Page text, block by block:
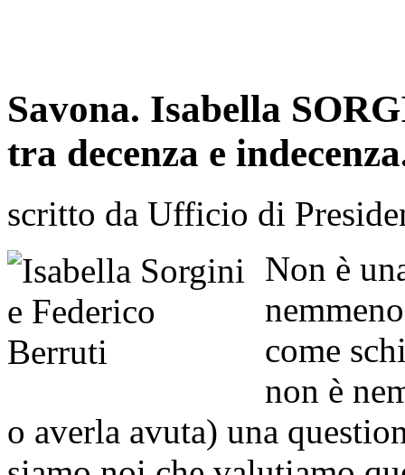
Savona. Isabella
tra decenza e
scritto da Ufficio di
Non è
come
non è
o averla avuta) una